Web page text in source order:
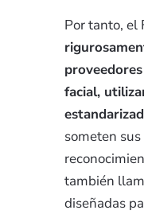
Por tanto, el
facial,
someten
también
diseñadas